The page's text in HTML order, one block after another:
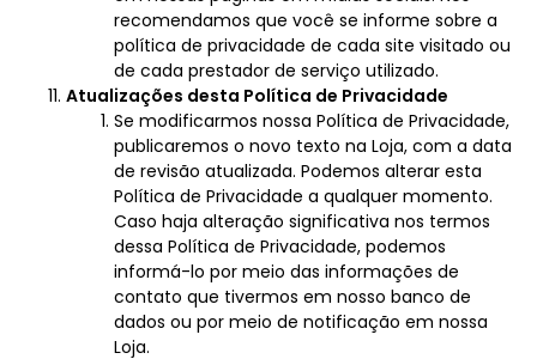
recomendamos que você se informe sobre a
política de privacidade de cada site visitado ou
de cada prestador de serviço utilizado.
Atualizações desta Política de Privacidade
Se modificarmos nossa Política de Privacidade,
publicaremos o novo texto na Loja, com a data
de revisão atualizada. Podemos alterar esta
Política de Privacidade a qualquer momento.
Caso haja alteração significativa nos termos
dessa Política de Privacidade, podemos
informá-lo por meio das informações de
contato que tivermos em nosso banco de
dados ou por meio de notificação em nossa
Loja.